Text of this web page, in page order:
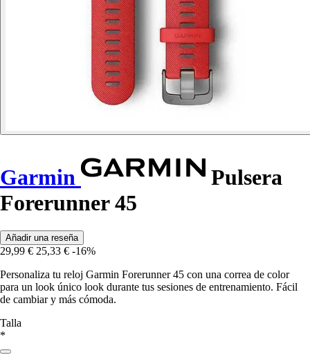
Garmin
Pulsera
Forerunner 45
Añadir una reseña
29,99 € 25,33 € -16%
Personaliza tu reloj Garmin Forerunner 45 con una correa de color
para un look único look durante tus sesiones de entrenamiento. Fácil
de cambiar y más cómoda.
Talla
*